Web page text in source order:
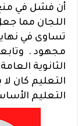
أن فشل في
اللجان مما
تساوى في
مجهود .
الثانوية
التعليم كان
التعليم